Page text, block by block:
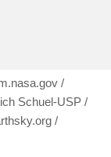
/
Schuel-USP /
/